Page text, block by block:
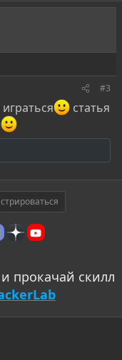
#3
статья
прокачай скилл